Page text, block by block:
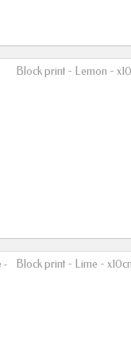
Block print - Lemon -
Block print - Lime -